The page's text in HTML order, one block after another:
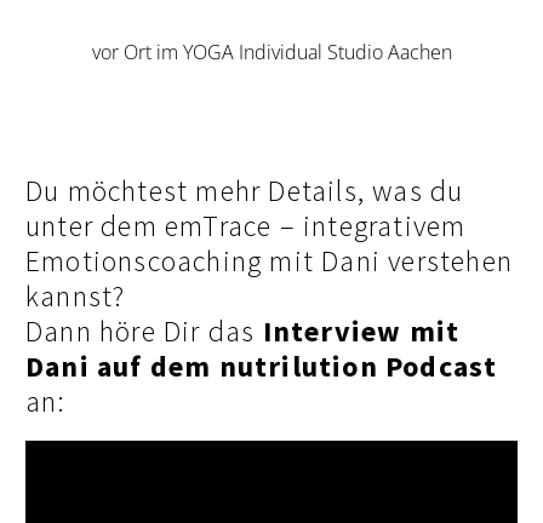
vor Ort im YOGA Individual Studio Aachen
Du möchtest mehr Details, was du
unter dem emTrace – integrativem
Emotionscoaching mit Dani verstehen
kannst?
Dann höre Dir das Interview mit
Dani auf dem nutrilution Podcast
an: